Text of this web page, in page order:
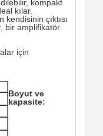
kompakt
kılar.
çıktısı
bir amplifikatör
için
Boyut ve
kapasite: